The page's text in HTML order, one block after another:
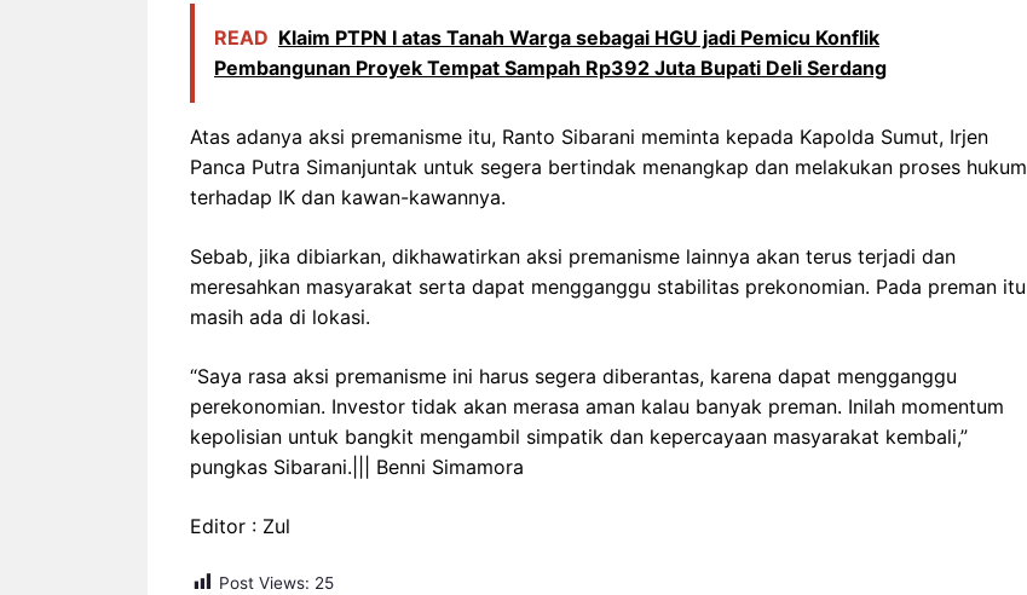
READ Klaim PTPN I atas Tanah Warga sebagai HGU jadi Pemicu Konflik
Pembangunan Proyek Tempat Sampah Rp392 Juta Bupati Deli Serdang
Atas adanya aksi premanisme itu, Ranto Sibarani meminta kepada Kapolda Sumut, Irjen
Panca Putra Simanjuntak untuk segera bertindak menangkap dan melakukan proses hukum
terhadap IK dan kawan-kawannya.
Sebab, jika dibiarkan, dikhawatirkan aksi premanisme lainnya akan terus terjadi dan
meresahkan masyarakat serta dapat mengganggu stabilitas prekonomian. Pada preman itu
masih ada di lokasi.
“Saya rasa aksi premanisme ini harus segera diberantas, karena dapat mengganggu
perekonomian. Investor tidak akan merasa aman kalau banyak preman. Inilah momentum
kepolisian untuk bangkit mengambil simpatik dan kepercayaan masyarakat kembali,”
pungkas Sibarani.||| Benni Simamora
Editor : Zul
Post Views: 25